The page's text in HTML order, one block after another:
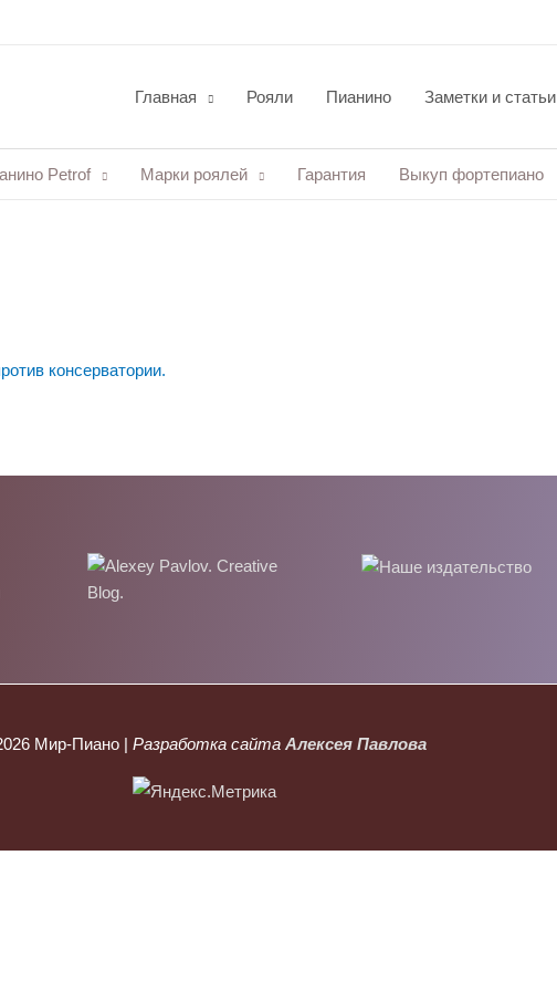
Главная Рояли Пианино Заметки и статьи
Petrof Марки роялей Гарантия Выкуп фортепиано
Мир-Пиано | Разработка сайта Алексея Павлова